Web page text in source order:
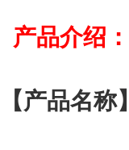
产品介绍：
【产品名